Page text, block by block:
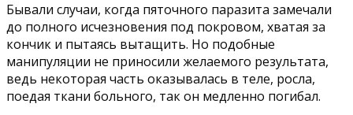
Бывали случаи, когда пяточного паразита замечали
до полного исчезновения под покровом, хватая за
кончик и пытаясь вытащить. Но подобные
манипуляции не приносили желаемого результата,
ведь некоторая часть оказывалась в теле, росла,
поедая ткани больного, так он медленно погибал.